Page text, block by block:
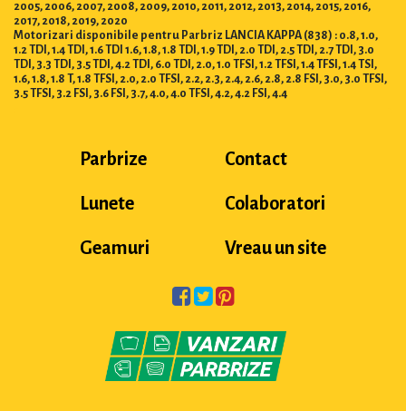
2005, 2006, 2007, 2008, 2009, 2010, 2011, 2012, 2013, 2014, 2015, 2016,
2017, 2018, 2019, 2020
Motorizari disponibile pentru Parbriz LANCIA KAPPA (838) : 0.8, 1.0,
1.2 TDI, 1.4 TDI, 1.6 TDI 1.6, 1.8, 1.8 TDI, 1.9 TDI, 2.0 TDI, 2.5 TDI, 2.7 TDI, 3.0
TDI, 3.3 TDI, 3.5 TDI, 4.2 TDI, 6.0 TDI, 2.0, 1.0 TFSI, 1.2 TFSI, 1.4 TFSI, 1.4 TSI,
1.6, 1.8, 1.8 T, 1.8 TFSI, 2.0, 2.0 TFSI, 2.2, 2.3, 2.4, 2.6, 2.8, 2.8 FSI, 3.0, 3.0 TFSI,
3.5 TFSI, 3.2 FSI, 3.6 FSI, 3.7, 4.0, 4.0 TFSI, 4.2, 4.2 FSI, 4.4
Parbrize
Lunete
Geamuri
Contact
Colaboratori
Vreau un site